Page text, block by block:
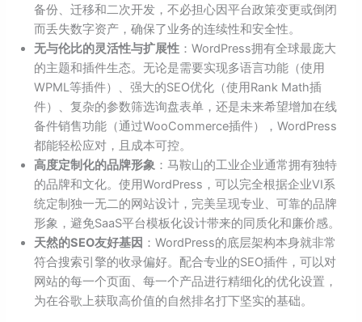
备份、迁移和二次开发，不必担心因平台政策变更或倒闭
而丢失数字资产，确保了业务的连续性和安全性。
无与伦比的灵活性与扩展性 ：WordPress拥有全球最庞大
的主题和插件生态。无论是需要实现多语言功能（使用
WPML等插件）、强大的SEO优化（使用Rank Math插
件）、复杂的参数筛选询盘表单，还是未来希望增加在线
备件销售功能（通过WooCommerce插件），WordPress
都能轻松应对，且成本可控。
高度定制化的品牌形象 ：马鞍山的工业企业通常拥有独特
的品牌和文化。使用WordPress，可以完全根据企业VI系
统定制独一无二的网站设计，完美呈现专业、可靠的品牌
形象，避免SaaS平台模板化设计带来的同质化和廉价感。
天然的SEO友好基因 ：WordPress的底层架构本身就非常
符合搜索引擎的收录偏好。配合专业的SEO插件，可以对
网站的每一个页面、每一个产品进行精细化的优化设置，
为在谷歌上获取高价值的自然排名打下坚实的基础。